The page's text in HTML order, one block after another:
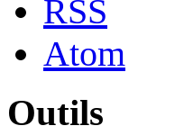
RSS
Atom
Outils